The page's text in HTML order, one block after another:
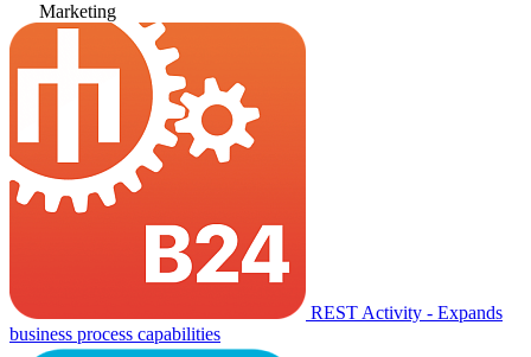
Marketing
REST Activity - Expands
business process capabilities